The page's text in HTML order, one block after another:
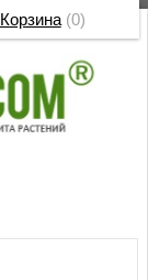
Корзина(0)